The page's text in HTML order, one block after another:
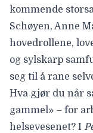
kommende
Schøyen, Anne
hovedrollene,
og sylskarp
seg til å rane
Hva gjør du når
gammel» – for
helsevesenet? I